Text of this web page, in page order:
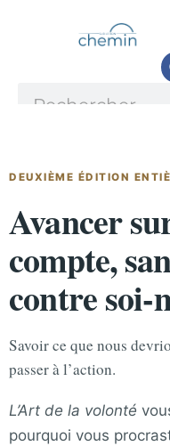
DEUXIÈME ÉDITION
Avancer
compte,
contre soi-
Savoir ce que nous
passer à l’action.
L’Art de la volonté
pourquoi vous